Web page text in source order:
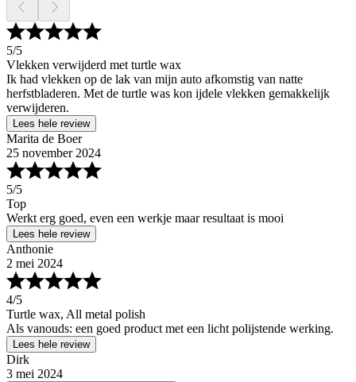
5/5
Vlekken verwijderd met turtle wax
Ik had vlekken op de lak van mijn auto afkomstig van natte
herfstbladeren. Met de turtle was kon ijdele vlekken gemakkelijk
verwijderen.
Lees hele review
Marita de Boer
25 november 2024
5/5
Top
Werkt erg goed, even een werkje maar resultaat is mooi
Lees hele review
Anthonie
2 mei 2024
4/5
Turtle wax, All metal polish
Als vanouds: een goed product met een licht polijstende werking.
Lees hele review
Dirk
3 mei 2024